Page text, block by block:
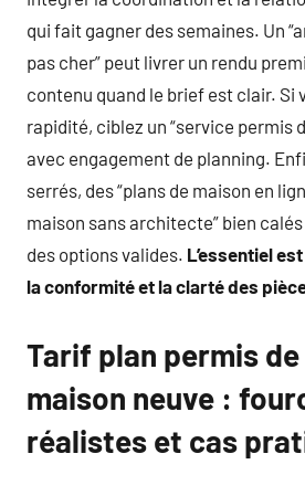
qui fait gagner des semaines. Un
pas cher” peut livrer un rendu
contenu quand le brief est clair. Si
rapidité, ciblez un “service permis
avec engagement de planning.
serrés, des “plans de maison en
maison sans architecte” bien
des options valides. L’essentiel
la conformité et la clarté des
Tarif plan permis
maison neuve :
réalistes et cas